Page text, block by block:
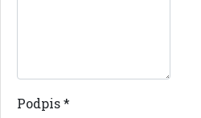
Podpis*